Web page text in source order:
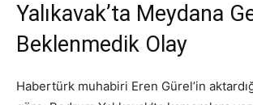
Yalıkavak’ta Meydana
Beklenmedik Olay
Habertürk muhabiri Eren Gürel’in